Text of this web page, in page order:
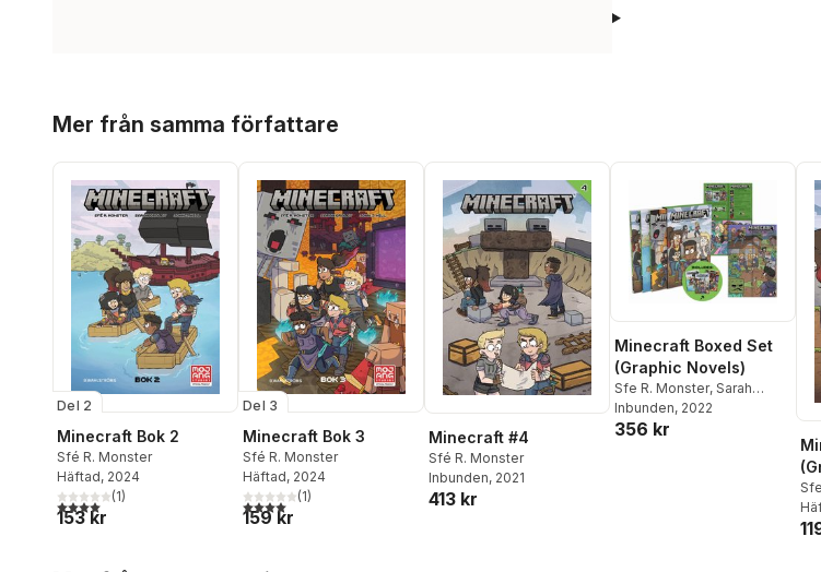
Mer från samma författare
Del 2
Minecraft Bok 2
Sfé R. Monster
Häftad, 2024
4,0utav 5 stjärnor. Totalt antal röster:
(1)
153 kr
Del 3
Minecraft Bok 3
Sfé R. Monster
Häftad, 2024
4,0utav 5 stjärnor. Totalt antal röster:
(1)
159 kr
Minecraft #4
Sfé R. Monster
Inbunden, 2021
413 kr
Minecraft Boxed Set
(Graphic Novels)
Sfe R. Monster, Sarah
Graley
Inbunden, 2022
356 kr